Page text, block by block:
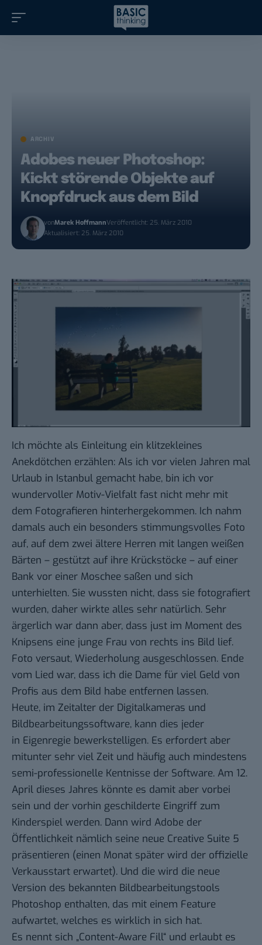
ARCHIV
Adobes neuer Photoshop:
Kickt störende Objekte auf
Knopfdruck aus dem Bild
vonMarek HoffmannVeröffentlicht: 25. März 2010
Aktualisiert: 25. März 2010
Ich möchte als Einleitung ein klitzekleines
Anekdötchen erzählen: Als ich vor vielen Jahren mal
Urlaub in Istanbul gemacht habe, bin ich vor
wundervoller Motiv-Vielfalt fast nicht mehr mit
dem Fotografieren hinterhergekommen. Ich nahm
damals auch ein besonders stimmungsvolles Foto
auf, auf dem zwei ältere Herren mit langen weißen
Bärten – gestützt auf ihre Krückstöcke – auf einer
Bank vor einer Moschee saßen und sich
unterhielten. Sie wussten nicht, dass sie fotografiert
wurden, daher wirkte alles sehr natürlich. Sehr
ärgerlich war dann aber, dass just im Moment des
Knipsens eine junge Frau von rechts ins Bild lief.
Foto versaut, Wiederholung ausgeschlossen. Ende
vom Lied war, dass ich die Dame für viel Geld von
Profis aus dem Bild habe entfernen lassen.
Heute, im Zeitalter der Digitalkameras und
Bildbearbeitungssoftware, kann dies jeder
in Eigenregie bewerkstelligen. Es erfordert aber
mitunter sehr viel Zeit und häufig auch mindestens
semi-professionelle Kentnisse der Software. Am 12.
April dieses Jahres könnte es damit aber vorbei
sein und der vorhin geschilderte Eingriff zum
Kinderspiel werden. Dann wird Adobe der
Öffentlichkeit nämlich seine neue Creative Suite 5
präsentieren (einen Monat später wird der offizielle
Verkausstart erwartet). Und die wird die neue
Version des bekannten Bildbearbeitungstools
Photoshop enthalten, das mit einem Feature
aufwartet, welches es wirklich in sich hat.
Es nennt sich „Content-Aware Fill“ und erlaubt es